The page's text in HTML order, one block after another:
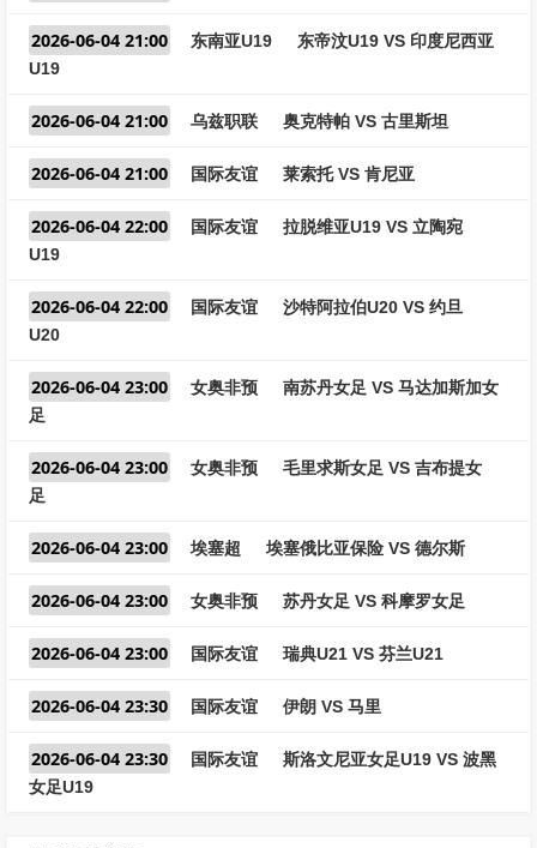
2026-06-04 21:00 东南亚U19
东帝汶U19 VS 印度尼西亚
U19
2026-06-04 21:00 乌兹职联 奥克特帕 VS 古里斯坦
2026-06-04 21:00 国际友谊 莱索托 VS 肯尼亚
2026-06-04 22:00 国际友谊
拉脱维亚U19 VS 立陶宛
U19
2026-06-04 22:00 国际友谊
沙特阿拉伯U20 VS 约旦
U20
2026-06-04 23:00 女奥非预
南苏丹女足 VS 马达加斯加女
足
2026-06-04 23:00 女奥非预
毛里求斯女足 VS 吉布提女
足
2026-06-04 23:00 埃塞超 埃塞俄比亚保险 VS 德尔斯
2026-06-04 23:00 女奥非预 苏丹女足 VS 科摩罗女足
2026-06-04 23:00 国际友谊 瑞典U21 VS 芬兰U21
2026-06-04 23:30 国际友谊 伊朗 VS 马里
2026-06-04 23:30 国际友谊
斯洛文尼亚女足U19 VS 波黑
女足U19